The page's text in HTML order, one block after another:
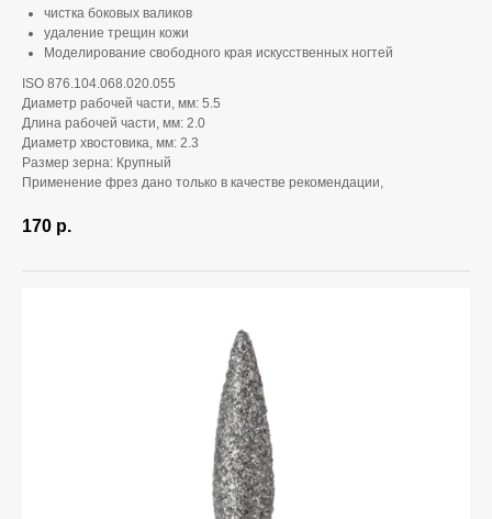
чистка боковых валиков
удаление трещин кожи
Моделирование свободного края искусственных ногтей
ISO 876.104.068.020.055
Диаметр рабочей части, мм: 5.5
Длина рабочей части, мм: 2.0
Диаметр хвостовика, мм: 2.3
Размер зерна: Крупный
Применение фрез дано только в качестве рекомендации,
170 р.